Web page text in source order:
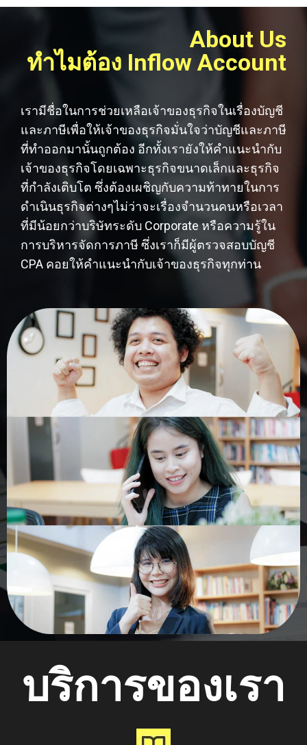
About Us
ทำไมต้อง Inflow Account
เรามีชื่อในการช่วยเหลือเจ้าของธุรกิจในเรื่องบัญชี
และภาษีเพื่อให้เจ้าของธุรกิจมั่นใจว่าบัญชีและภาษี
ที่ทำออกมานั้นถูกต้อง อีกทั้งเรายังให้คำแนะนำกับ
เจ้าของธุรกิจโดยเฉพาะธุรกิจขนาดเล็กและธุรกิจ
ที่กำลังเติบโต ซึ่งต้องเผชิญกับความท้าทายในการ
ดำเนินธุรกิจต่างๆไม่ว่าจะเรื่องจำนวนคนหรือเวลา
ที่มีน้อยกว่าบริษัทระดับ Corporate หรือความรู้ใน
การบริหารจัดการภาษี ซึ่งเราก็มีผู้ตรวจสอบบัญชี
CPA คอยให้คำแนะนำกับเจ้าของธุรกิจทุกท่าน
บริการของเรา